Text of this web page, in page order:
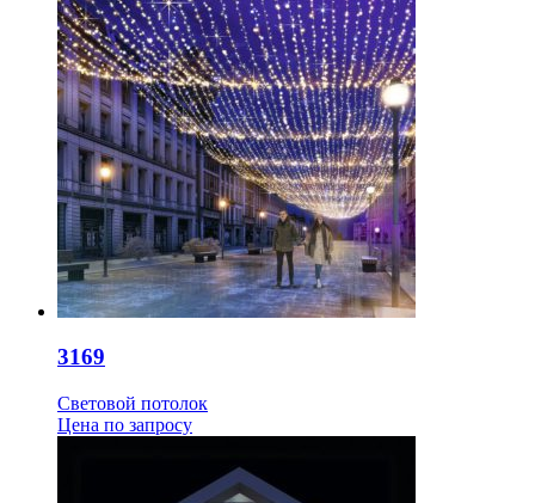
3169
Световой потолок
Цена по запросу